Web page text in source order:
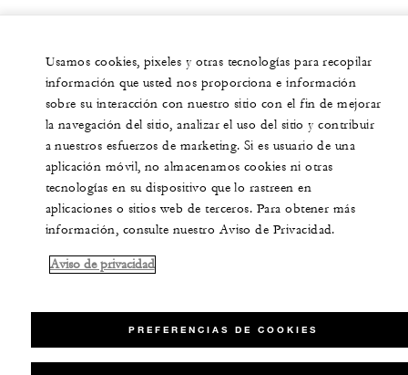
Usamos cookies, pixeles y otras tecnologías para recopilar
información que usted nos proporciona e información
sobre su interacción con nuestro sitio con el fin de mejorar
la navegación del sitio, analizar el uso del sitio y contribuir
a nuestros esfuerzos de marketing. Si es usuario de una
aplicación móvil, no almacenamos cookies ni otras
tecnologías en su dispositivo que lo rastreen en
aplicaciones o sitios web de terceros. Para obtener más
información, consulte nuestro Aviso de Privacidad.
Aviso de privacidad
PREFERENCIAS DE COOKIES